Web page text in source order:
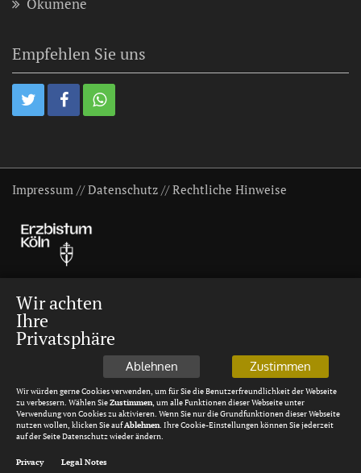
Ökumene
Empfehlen Sie uns
Impressum //Datenschutz //Rechtliche Hinweise
Wir achten
Ihre
Privatsphäre
Ablehnen Zustimmen
Wir würden gerne Cookies verwenden, um für Sie die Benutzerfreundlichkeit der Webseite
zu verbessern. Wählen SieZustimmen, um alle Funktionen dieser Webseite unter
Verwendung von Cookies zu aktivieren. Wenn Sie nur die Grundfunktionen dieser Webseite
nutzen wollen, klicken Sie aufAblehnen. Ihre Cookie-Einstellungen können Sie jederzeit
auf der Seite Datenschutz wieder ändern.
Privacy Legal Notes